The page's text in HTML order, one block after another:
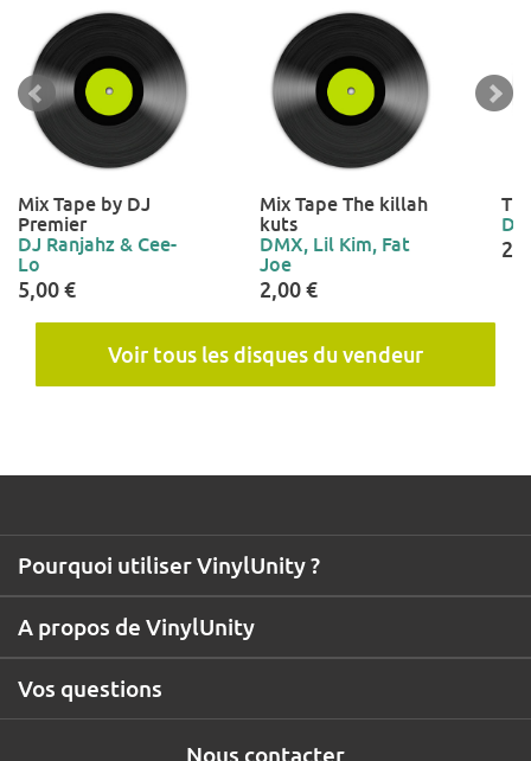
Mix Tape by DJ
Premier
DJ Ranjahz & Cee-
Lo
5,00 €
Mix Tape The killah
kuts
DMX, Lil Kim, Fat
Joe
2,00 €
Dr
Voir tous les disques du vendeur
Nous contacter
A propos de VinylUnity
Pourquoi utiliser VinylUnity ?
Vos questions